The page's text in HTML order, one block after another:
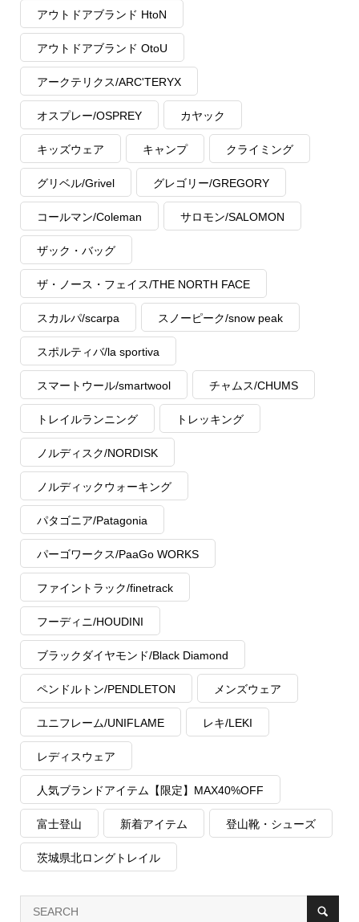
アウトドアブランド HtoN
アウトドアブランド OtoU
アークテリクス/ARC'TERYX
オスプレー/OSPREY カヤック
キッズウェア キャンプ クライミング
グリベル/Grivel グレゴリー/GREGORY
コールマン/Coleman サロモン/SALOMON
ザック・バッグ
ザ・ノース・フェイス/THE NORTH FACE
スカルパ/scarpa スノーピーク/snow peak
スポルティバ/la sportiva
スマートウール/smartwool チャムス/CHUMS
トレイルランニング トレッキング
ノルディスク/NORDISK
ノルディックウォーキング
パタゴニア/Patagonia
パーゴワークス/PaaGo WORKS
ファイントラック/finetrack
フーディニ/HOUDINI
ブラックダイヤモンド/Black Diamond
ペンドルトン/PENDLETON メンズウェア
ユニフレーム/UNIFLAME レキ/LEKI
レディスウェア
人気ブランドアイテム【限定】MAX40%OFF
富士登山 新着アイテム 登山靴・シューズ
茨城県北ロングトレイル